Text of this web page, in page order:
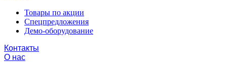
Товары по акции
Спецпредложения
Демо-оборудование
Контакты
О нас